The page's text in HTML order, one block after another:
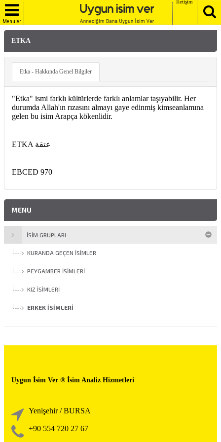
Menuler
İletişim
ETKA
Etka - Hakkında Genel Bilgiler
"Etka" ismi farklı kültürlerde farklı anlamlar taşıyabilir. Her
durumda Allah'ın rızasını almayı gaye edinmiş kimseanlamına
gelen bu isim Arapça kökenlidir.
ETKA عتقة
EBCED 970
MENU
İSİM GRUPLARI
KURANDA GEÇEN İSIMLER
PEYGAMBER İSIMLERI
KIZ İSIMLERI
ERKEK İSIMLERI
Uygun İsim Ver ® İsim Analiz Hizmetleri
Yenişehir / BURSA
+90 554 720 27 67